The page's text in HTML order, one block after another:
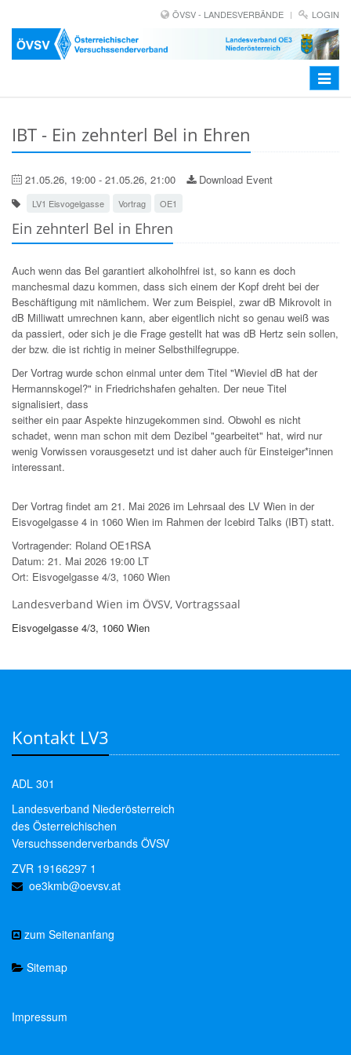
ÖVSV - LANDESVERBÄNDE LOGIN
Toggle
IBT - Ein zehnterl Bel in Ehren
21.05.26, 19:00 - 21.05.26, 21:00 Download Event
LV1 Eisvogelgasse Vortrag OE1
Ein zehnterl Bel in Ehren
Auch wenn das Bel garantiert alkoholhfrei ist, so kann es doch
manchesmal dazu kommen, dass sich einem der Kopf dreht bei der
Beschäftigung mit nämlichem. Wer zum Beispiel, zwar dB Mikrovolt in
dB Milliwatt umrechnen kann, aber eigentlich nicht so genau weiß was
da passiert, oder sich je die Frage gestellt hat was dB Hertz sein sollen,
der bzw. die ist richtig in meiner Selbsthilfegruppe.
Der Vortrag wurde schon einmal unter dem Titel "Wieviel dB hat der
Hermannskogel?" in Friedrichshafen gehalten. Der neue Titel
signalisiert, dass
seither ein paar Aspekte hinzugekommen sind. Obwohl es nicht
schadet, wenn man schon mit dem Dezibel "gearbeitet" hat, wird nur
wenig Vorwissen vorausgesetzt und ist daher auch für Einsteiger*innen
interessant.
Der Vortrag findet am 21. Mai 2026 im Lehrsaal des LV Wien in der
Eisvogelgasse 4 in 1060 Wien im Rahmen der Icebird Talks (IBT) statt.
Vortragender: Roland OE1RSA
Datum: 21. Mai 2026 19:00 LT
Ort: Eisvogelgasse 4/3, 1060 Wien
Landesverband Wien im ÖVSV, Vortragssaal
Eisvogelgasse 4/3, 1060 Wien
Kontakt LV3
ADL 301
Landesverband Niederösterreich
des Österreichischen
Versuchssenderverbands ÖVSV
ZVR 19166297 1
oe3kmb@oevsv.at
zum Seitenanfang
Sitemap
Impressum